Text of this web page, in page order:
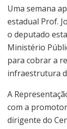
Uma semana
estadual Prof.
o deputado
Ministério
para cobrar a
infraestrutura
A
com a
dirigente do